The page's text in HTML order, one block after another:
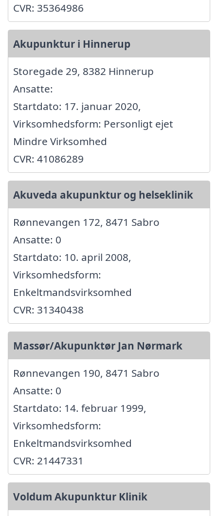
CVR: 35364986
Akupunktur i Hinnerup
Storegade 29, 8382 Hinnerup
Ansatte:
Startdato: 17. januar 2020,
Virksomhedsform: Personligt ejet
Mindre Virksomhed
CVR: 41086289
Akuveda akupunktur og helseklinik
Rønnevangen 172, 8471 Sabro
Ansatte: 0
Startdato: 10. april 2008,
Virksomhedsform:
Enkeltmandsvirksomhed
CVR: 31340438
Massør/Akupunktør Jan Nørmark
Rønnevangen 190, 8471 Sabro
Ansatte: 0
Startdato: 14. februar 1999,
Virksomhedsform:
Enkeltmandsvirksomhed
CVR: 21447331
Voldum Akupunktur Klinik